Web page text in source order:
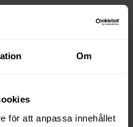
Om
för att anpassa innehållet